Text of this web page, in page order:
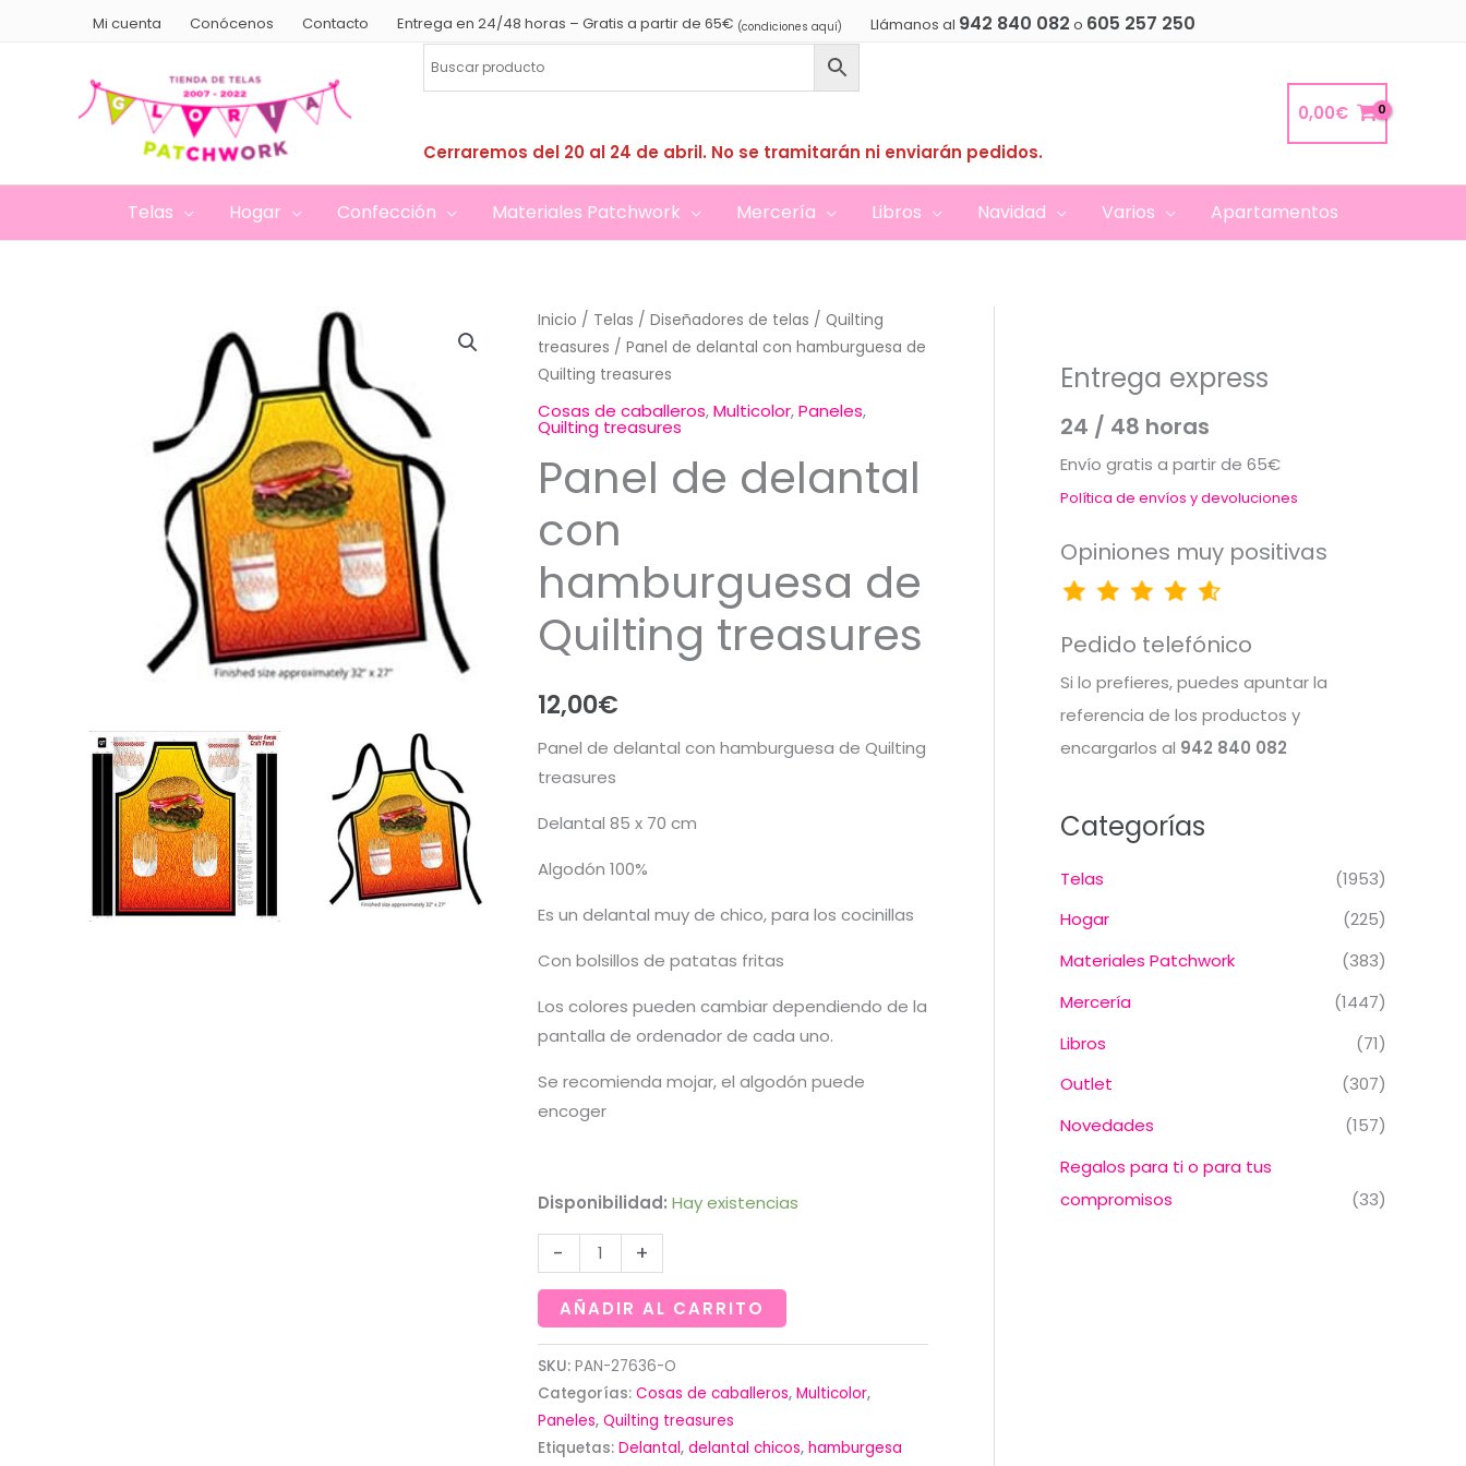
Mi cuenta Conócenos Contacto Entrega en 24/48 horas – Gratis a partir de 65€ (condiciones aquí) Llámanos al 942 840 082 o 605 257 250
Cerraremos del 20 al 24 de abril. No se tramitarán ni enviarán pedidos.
0,00€
Telas Hogar Confección Materiales Patchwork Mercería Libros Navidad Varios Apartamentos
Inicio / Telas / Diseñadores de telas / Quilting
treasures / Panel de delantal con hamburguesa de
Quilting treasures
Cosas de caballeros,Multicolor,Paneles,
Quilting treasures
Panel de delantal
con
hamburguesa de
Quilting treasures
12,00€
Panel de delantal con hamburguesa de Quilting
treasures
Delantal 85 x 70 cm
Algodón 100%
Es un delantal muy de chico, para los cocinillas
Con bolsillos de patatas fritas
Los colores pueden cambiar dependiendo de la
pantalla de ordenador de cada uno.
Se recomienda mojar, el algodón puede
encoger
Disponibilidad: Hay existencias
-
Panel
de
delantal
con
hamburguesa
de
Quilting
treasures
+
AÑADIR AL CARRITO
SKU: PAN-27636-O
Categorías: Cosas de caballeros, Multicolor,
Paneles, Quilting treasures
Etiquetas: Delantal, delantal chicos, hamburgesa
Entrega express
24 / 48 horas
Envío gratis a partir de 65€
Política de envíos y devoluciones
Opiniones muy positivas
Pedido telefónico
Si lo prefieres, puedes apuntar la
referencia de los productos y
encargarlos al 942 840 082
Categorías
Telas
(1953)
Hogar
(225)
Materiales Patchwork
(383)
Mercería
(1447)
Libros
(71)
Outlet
(307)
Novedades
(157)
Regalos para ti o para tus
compromisos
(33)